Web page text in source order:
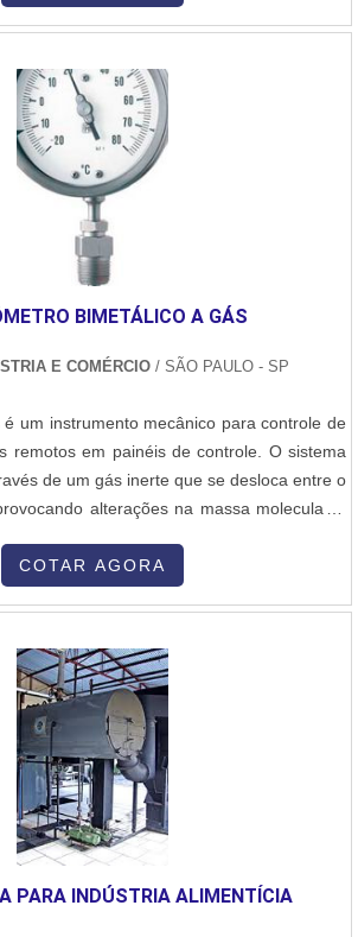
com a concentração e as propriedades de
BIMETÁLICO A GÁS
E COMÉRCIO / SÃO PAULO - SP
um instrumento mecânico para controle de
remotos em painéis de controle. O sistema
de um gás inerte que se desloca entre o
alterações na massa molecular a
provocando o movimento do elemento
COTAR AGORA
PARA INDÚSTRIA ALIMENTÍCIA